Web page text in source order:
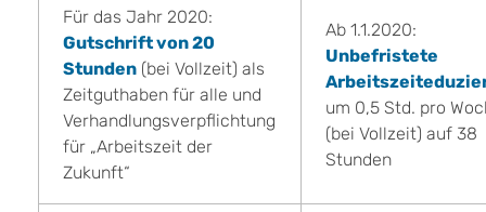
Für das Jahr 2020:
Gutschrift von 20
Stunden (bei Vollzeit) als
Zeitguthaben für alle und
Verhandlungsverpflichtung
für „Arbeitszeit der
Zukunft“
Ab 1.1.2020:
Unbefristete
um 0,5 Std. pro
(bei Vollzeit) auf 38
Stunden